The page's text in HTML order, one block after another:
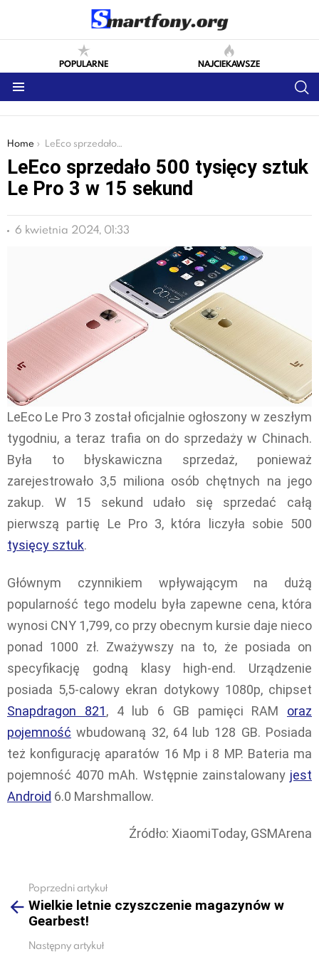
POPULARNE NAJCIEKAWSZE
You are here:
Home LeEco sprzedało 500 tysięcy sztuk Le Pro 3 w 15 sekund
LeEco sprzedało 500 tysięcy sztuk
Le Pro 3 w 15 sekund
6 kwietnia 2024, 01:33
LeEco Le Pro 3 został oficjalnie ogłoszony w zeszłym
tygodniu, a teraz trafia on do sprzedaży w Chinach.
Była to błyskawiczna sprzedaż, ponieważ
zarejestrowało 3,5 miliona osób chętnych na jego
zakup. W 15 sekund udało się sprzedać całą
pierwszą partię Le Pro 3, która liczyła sobie 500
tysięcy sztuk.
Głównym czynnikiem wpływającym na dużą
popularność tego modelu była zapewne cena, która
wynosi CNY 1,799, co przy obecnym kursie daje nieco
ponad 1000 zł. Zważywszy na to, że posiada on
specyfikację godną klasy high-end. Urządzenie
posiada 5,5-calowy ekran dotykowy 1080p, chipset
Snapdragon 821, 4 lub 6 GB pamięci RAM oraz
pojemność wbudowaną 32, 64 lub 128 GB. Posiada
też konfigurację aparatów 16 Mp i 8 MP. Bateria ma
pojemność 4070 mAh. Wstępnie zainstalowany jest
Android 6.0 Marshmallow.
Źródło: XiaomiToday, GSMArena
more
Poprzedni artykuł
Wielkie letnie czyszczenie magazynów w
Gearbest!
Następny artykuł